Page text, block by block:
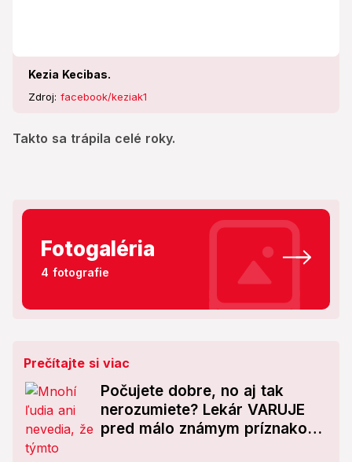
Kezia Kecibas.
Zdroj: facebook/keziak1
Takto sa trápila celé roky.
Fotogaléria
4 fotografie
Prečítajte si viac
Počujete dobre, no aj tak
nerozumiete? Lekár VARUJE
pred málo známym príznakom